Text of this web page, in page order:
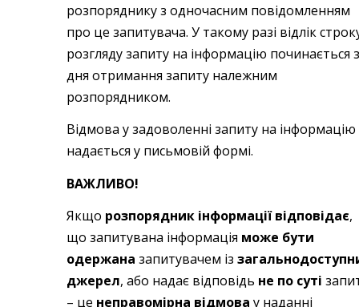
розпоряднику з одночасним повідомленням
про це запитувача. У такому разі відлік
розгляду запиту на інформацію починається з
дня отримання запиту належним
розпорядником.
Відмова у задоволенні запиту на інформацію
надається у письмовій формі.
ВАЖЛИВО!
Якщо розпорядник інформації відповідає,
що запитувана інформація може бути
одержана запитувачем із
джерел, або надає відповідь не по суті
– це неправомірна відмова у наданні